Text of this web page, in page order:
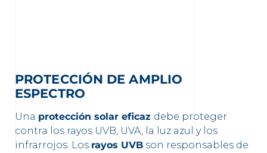
PROTECCIÓN DE AMPLIO
ESPECTRO
Una protección solar eficaz debe proteger
contra los rayos UVB, UVA, la luz azul y los
infrarrojos. Los rayos UVB son responsables de